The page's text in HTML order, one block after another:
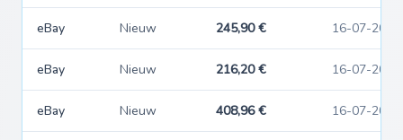
eBay Nieuw 245,90 € 16-07-2026
eBay Nieuw 216,20 € 16-07-2026
eBay Nieuw 408,96 € 16-07-2026